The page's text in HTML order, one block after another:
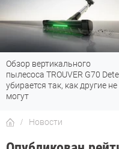
G70 Detect:
другие не
Топ-8
Fi 7: все
стандарта
Новости